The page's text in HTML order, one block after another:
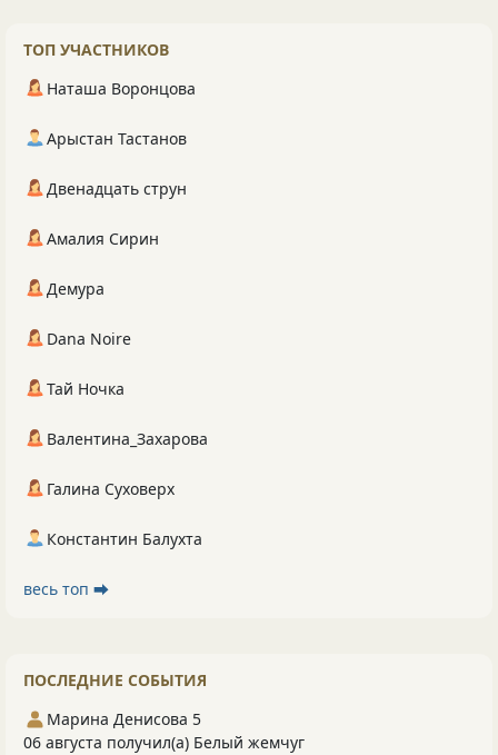
ТОП УЧАСТНИКОВ
Наташа Воронцова
Арыстан Тастанов
Двенадцать струн
Амалия Сирин
Демура
Dana Noire
Тай Ночка
Валентина_Захарова
Галина Суховерх
Константин Балухта
весь топ ⮕
ПОСЛЕДНИЕ СОБЫТИЯ
Марина Денисова 5
06 августа получил(а) Белый жемчуг